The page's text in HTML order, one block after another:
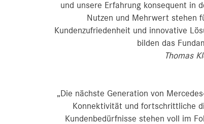
und unsere Erfahrung konsequent in
Nutzen und Mehrwert stehen
Kundenzufriedenheit und innovative
bilden das
Thomas
„Die nächste Generation von
Konnektivität und fortschrittliche
Kundenbedürfnisse stehen voll im